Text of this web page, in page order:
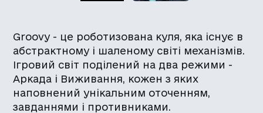
Groovy - це роботизована куля, яка існує в
абстрактному і шаленому світі механізмів.
Ігровий світ поділений на два режими -
Аркада і Виживання, кожен з яких
наповнений унікальним оточенням,
завданнями і противниками.